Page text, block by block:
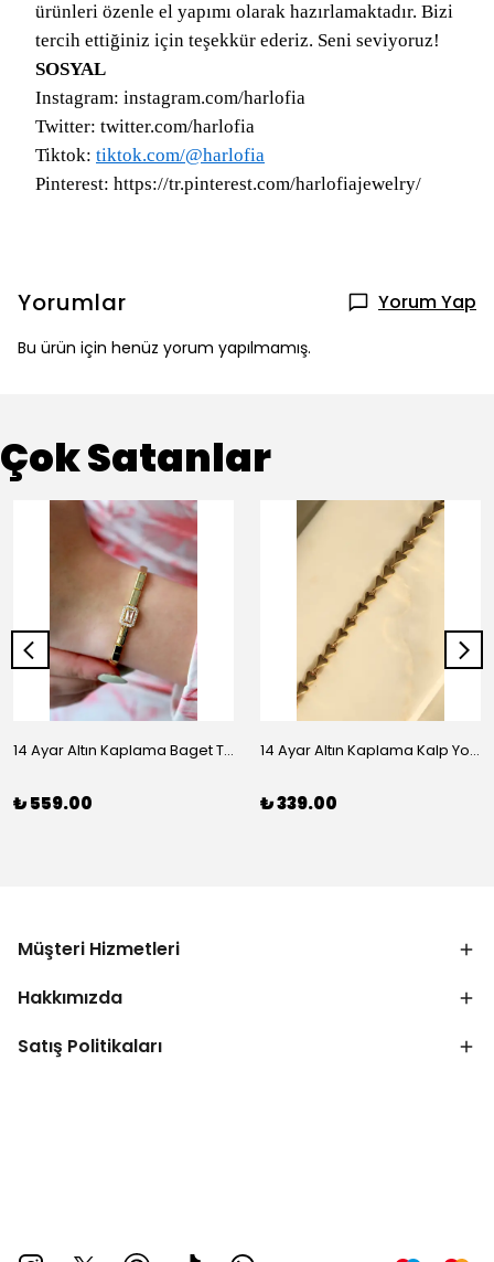
ürünleri özenle el yapımı olarak hazırlamaktadır. Bizi
tercih ettiğiniz için teşekkür ederiz. Seni seviyoruz!
SOSYAL
Instagram: instagram.com/harlofia
Twitter: twitter.com/harlofia
Tiktok: tiktok.com/@harlofia
Pinterest: https://tr.pinterest.com/harlofiajewelry/
Yorumlar Yorum Yap
Bu ürün için henüz yorum yapılmamış.
Çok Satanlar
14 Ayar Altın Kaplama Baget Taşlı Vip Bileklik
₺ 559.00
14 Ayar Altın Kaplama Kalp Yolu Bileklik
₺ 339.00
Müşteri Hizmetleri
Hakkımızda
Satış Politikaları